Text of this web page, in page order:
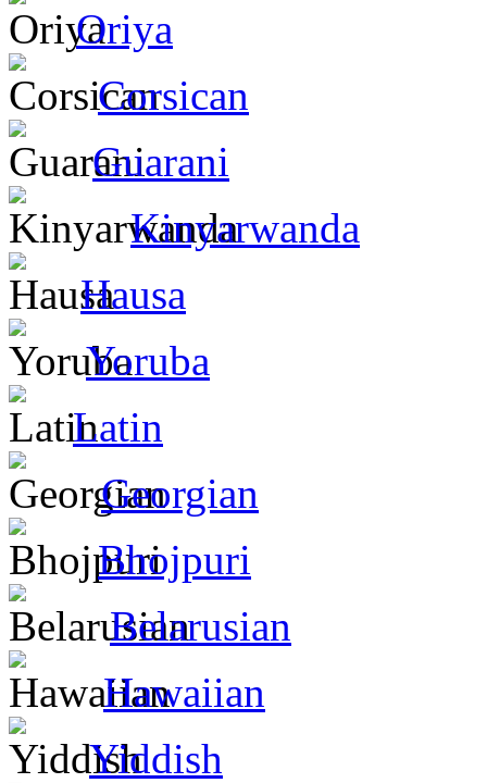
Oriya
Corsican
Guarani
Kinyarwanda
Hausa
Yoruba
Latin
Georgian
Bhojpuri
Belarusian
Hawaiian
Yiddish